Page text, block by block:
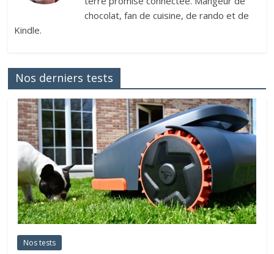
chocolat, fan de cuisine, de rando et de
Kindle.
Nos derniers tests
Nos tests